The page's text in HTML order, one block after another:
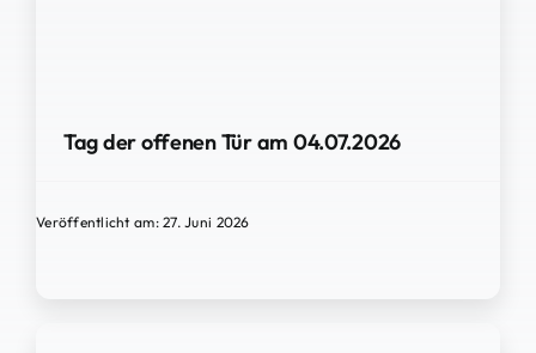
Tag der offenen Tür am 04.07.2026
Veröffentlicht am: 27. Juni 2026